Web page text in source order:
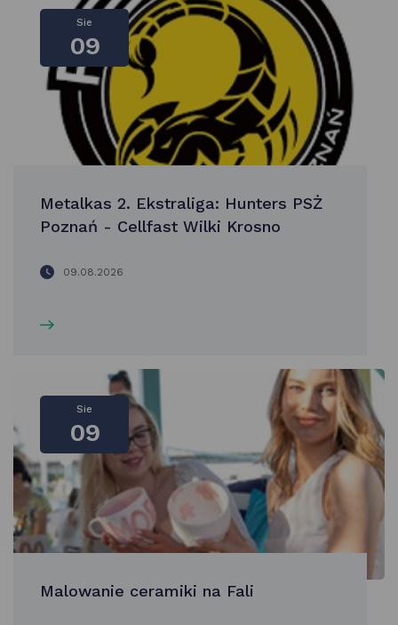
Sie
09
Metalkas 2. Ekstraliga: Hunters PSŻ
Poznań - Cellfast Wilki Krosno
09.08.2026
Sie
09
Malowanie ceramiki na Fali